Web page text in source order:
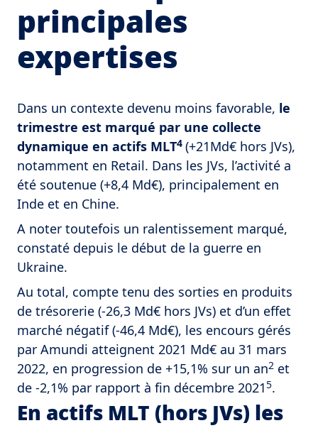
principales
expertises
Dans un contexte devenu moins favorable, le
trimestre est marqué par une collecte
dynamique en actifs MLT4 (+21Md€ hors JVs),
notamment en Retail. Dans les JVs, l’activité a
été soutenue (+8,4 Md€), principalement en
Inde et en Chine.
A noter toutefois un ralentissement marqué,
constaté depuis le début de la guerre en
Ukraine.
Au total, compte tenu des sorties en produits
de trésorerie (-26,3 Md€ hors JVs) et d’un effet
marché négatif (-46,4 Md€), les encours gérés
par Amundi atteignent 2021 Md€ au 31 mars
2022, en progression de +15,1% sur un an2 et
de -2,1% par rapport à fin décembre 20215.
En actifs MLT (hors JVs) les